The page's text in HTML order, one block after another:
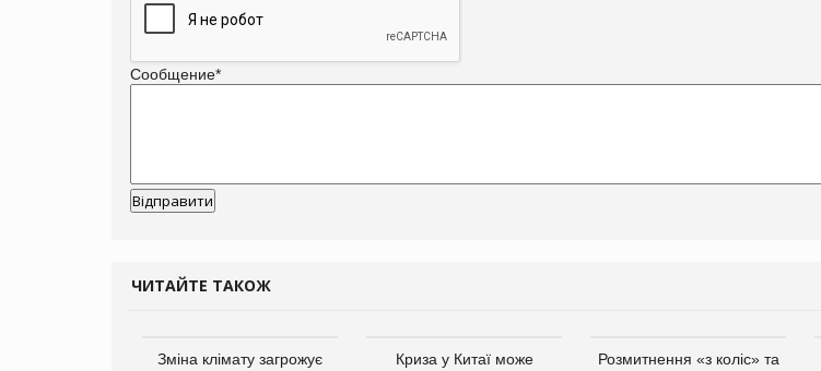
Сообщение*
ЧИТАЙТЕ ТАКОЖ
Зміна клімату загрожує
Криза у Китаї може
Розмитнення «з коліс» та